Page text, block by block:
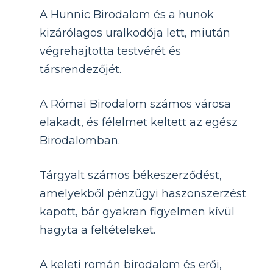
A Hunnic Birodalom és a hunok
kizárólagos uralkodója lett, miután
végrehajtotta testvérét és
társrendezőjét.
A Római Birodalom számos városa
elakadt, és félelmet keltett az egész
Birodalomban.
Tárgyalt számos békeszerződést,
amelyekből pénzügyi haszonszerzést
kapott, bár gyakran figyelmen kívül
hagyta a feltételeket.
A keleti román birodalom és erői,